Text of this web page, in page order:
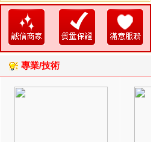
專業/技術